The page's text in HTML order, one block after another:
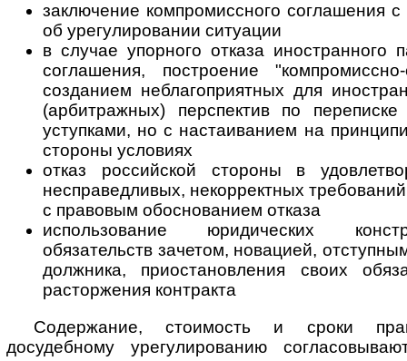
заключение компромиссного соглашения
об урегулировании ситуации
в случае упорного отказа иностранного
соглашения, построение
созданием неблагоприятных для
(арбитражных) перспектив по
уступками, но с настаиванием на
стороны условиях
отказ российской стороны в
несправедливых, некорректных
с правовым обоснованием отказа
использование юридических
обязательств зачетом, новацией,
должника, приостановления своих
расторжения контракта
Содержание, стоимость и сроки
досудебному урегулированию